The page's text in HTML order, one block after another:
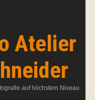
Atelier
auf höchstem Niveau